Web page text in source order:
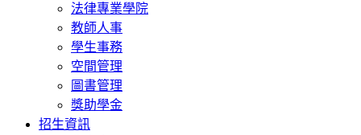
法律專業學院
教師人事
學生事務
空間管理
圖書管理
獎助學金
招生資訊